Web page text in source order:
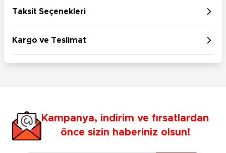
Taksit Seçenekleri
Kargo ve Teslimat
Kampanya, indirim ve fırsatlardan
önce sizin haberiniz olsun!